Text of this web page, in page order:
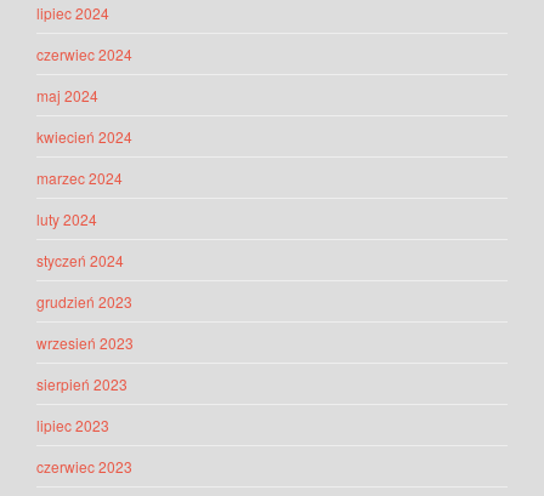
lipiec 2024
czerwiec 2024
maj 2024
kwiecień 2024
marzec 2024
luty 2024
styczeń 2024
grudzień 2023
wrzesień 2023
sierpień 2023
lipiec 2023
czerwiec 2023